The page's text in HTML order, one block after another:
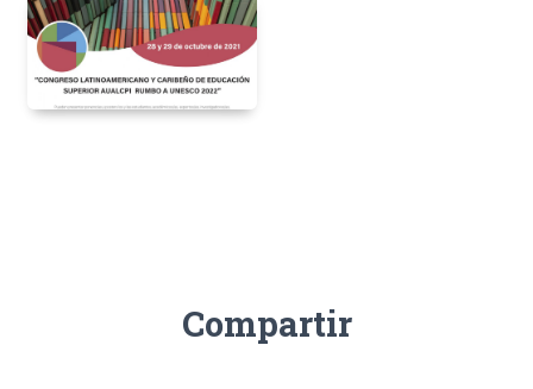
Compartir